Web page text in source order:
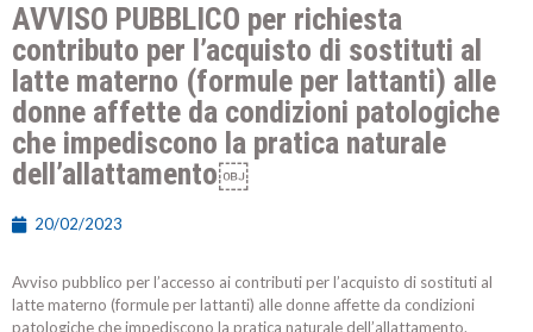
AVVISO PUBBLICO per richiesta
contributo per l’acquisto di sostituti al
latte materno (formule per lattanti) alle
donne affette da condizioni patologiche
che impediscono la pratica naturale
dell’allattamento￼
20/02/2023
Avviso pubblico per l’accesso ai contributi per l’acquisto di sostituti al
latte materno (formule per lattanti) alle donne affette da condizioni
patologiche che impediscono la pratica naturale dell’allattamento.